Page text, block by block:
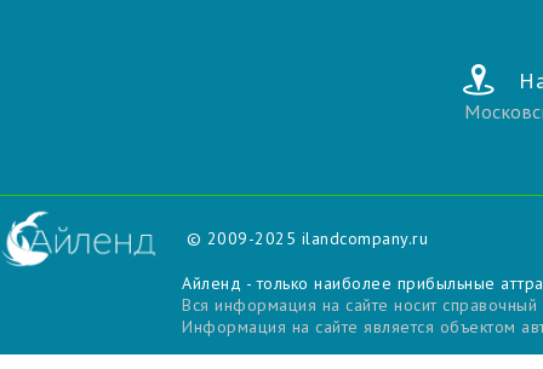
© 2009-2025 ilandcompany.ru
Айленд - только наиболее прибыльные
Вся информация на сайте носит
Информация на сайте является объектом